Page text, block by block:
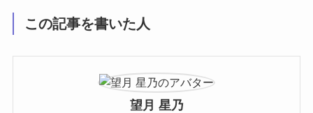
この記事を書いた人
望月 星乃